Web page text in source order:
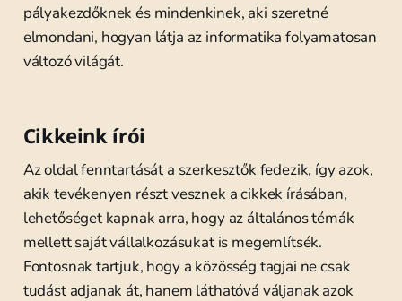
pályakezdőknek és mindenkinek, aki szeretné
elmondani, hogyan látja az informatika folyamatosan
változó világát.
Cikkeink írói
Az oldal fenntartását a szerkesztők fedezik, így azok,
akik tevékenyen részt vesznek a cikkek írásában,
lehetőséget kapnak arra, hogy az általános témák
mellett saját vállalkozásukat is megemlítsék.
Fontosnak tartjuk, hogy a közösség tagjai ne csak
tudást adjanak át, hanem láthatóvá váljanak azok